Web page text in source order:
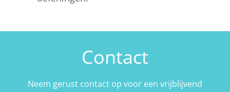
Contact
Neem gerust contact op voor een vrijblijvend